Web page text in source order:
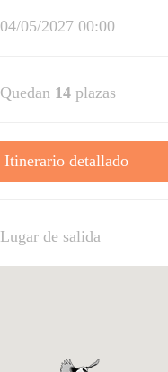
04/05/2027 00:00
Quedan 14plazas
Itinerario detallado
Lugar de salida